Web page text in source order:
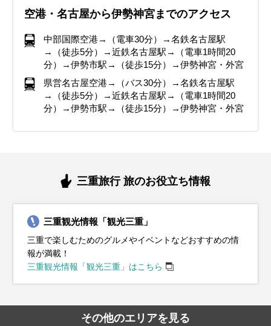
空港・名古屋から伊勢神宮までのアクセス
中部国際空港→（電車30分）→名鉄名古屋駅
→（徒歩5分）→近鉄名古屋駅→（電車1時間20
分）→伊勢市駅→（徒歩15分）→伊勢神宮・外宮
県営名古屋空港→（バス30分）→名鉄名古屋駅
→（徒歩5分）→近鉄名古屋駅→（電車1時間20
分）→伊勢市駅→（徒歩15分）→伊勢神宮・外宮
三重旅行 旅のお役立ち情報
三重観光情報「観光三重」
三重で楽しむためのグルメやイベントなどおすすめの情
報が満載！
三重観光情報「観光三重」はこちら
その他のエリアを見る